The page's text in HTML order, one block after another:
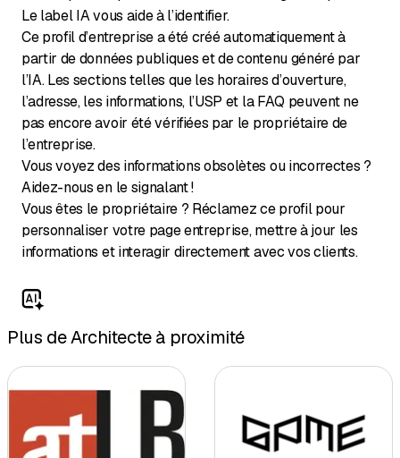
Le label IA vous aide à l’identifier.
Ce profil d’entreprise a été créé automatiquement à
partir de données publiques et de contenu généré par
l’IA. Les sections telles que les horaires d’ouverture,
l’adresse, les informations, l’USP et la FAQ peuvent ne
pas encore avoir été vérifiées par le propriétaire de
l’entreprise.
Vous voyez des informations obsolètes ou incorrectes ?
Aidez-nous en le signalant !
Vous êtes le propriétaire ? Réclamez ce profil pour
personnaliser votre page entreprise, mettre à jour les
informations et interagir directement avec vos clients.
Plus de Architecte à proximité